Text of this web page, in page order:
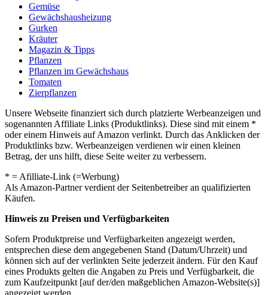
Gemüse
Gewächshausheizung
Gurken
Kräuter
Magazin & Tipps
Pflanzen
Pflanzen im Gewächshaus
Tomaten
Zierpflanzen
Unsere Webseite finanziert sich durch platzierte Werbeanzeigen und
sogenannten Affiliate Links (Produktlinks). Diese sind mit einem *
oder einem Hinweis auf Amazon verlinkt. Durch das Anklicken der
Produktlinks bzw. Werbeanzeigen verdienen wir einen kleinen
Betrag, der uns hilft, diese Seite weiter zu verbessern.
* = Afilliate-Link (=Werbung)
Als Amazon-Partner verdient der Seitenbetreiber an qualifizierten
Käufen.
Hinweis zu Preisen und Verfügbarkeiten
Sofern Produktpreise und Verfügbarkeiten angezeigt werden,
entsprechen diese dem angegebenen Stand (Datum/Uhrzeit) und
können sich auf der verlinkten Seite jederzeit ändern. Für den Kauf
eines Produkts gelten die Angaben zu Preis und Verfügbarkeit, die
zum Kaufzeitpunkt [auf der/den maßgeblichen Amazon-Website(s)]
angezeigt werden.